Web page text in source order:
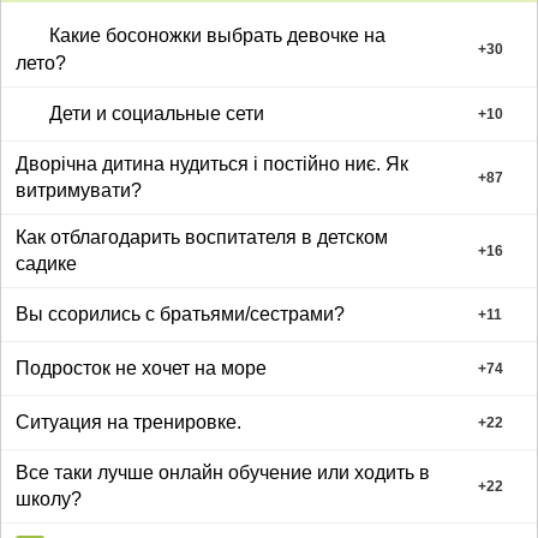
Какие босоножки выбрать девочке на
лето?
+30
Дети и социальные сети +10
Дворічна дитина нудиться і постійно ниє. Як
витримувати?
+87
Как отблагодарить воспитателя в детском
садике
+16
Вы ссорились с братьями/сестрами? +11
Подросток не хочет на море +74
Ситуация на тренировке. +22
Все таки лучше онлайн обучение или ходить в
школу?
+22